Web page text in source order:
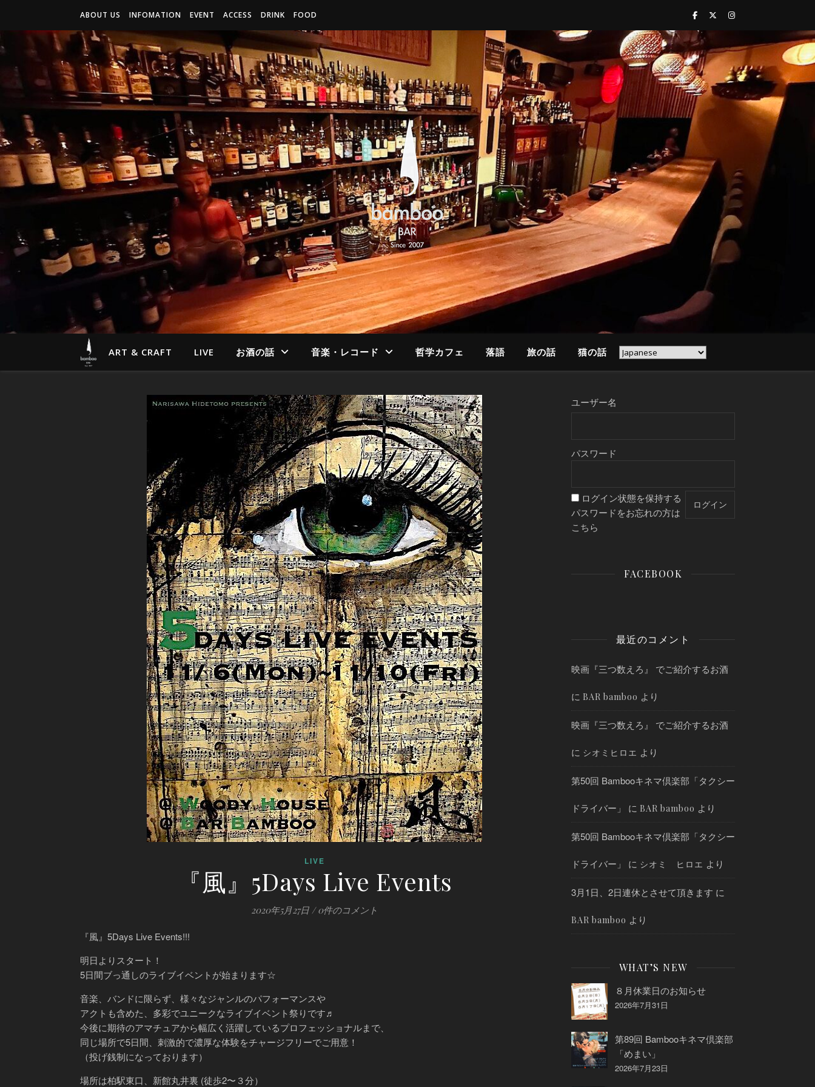
ABOUT US INFOMATION EVENT ACCESS DRINK FOOD
ART & CRAFT LIVE お酒の話 音楽・レコード 哲学カフェ 落語 旅の話 猫の話
LIVE
『風』5Days Live Events
2020年5月27日 / 0件のコメント
『風』5Days Live Events!!!
明日よりスタート！
5日間ブっ通しのライブイベントが始まります☆
音楽、バンドに限らず、様々なジャンルのパフォーマンスや
アクトも含めた、多彩でユニークなライブイベント祭りです♬
今後に期待のアマチュアから幅広く活躍しているプロフェッショナルまで、
同じ場所で5日間、刺激的で濃厚な体験をチャージフリーでご用意！
（投げ銭制になっております）
場所は柏駅東口、新館丸井裏 (徒歩2〜３分）
ユーザー名
パスワード
ログイン状態を保持する
パスワードをお忘れの方は
こちら
FACEBOOK
最近のコメント
映画『三つ数えろ』 でご紹介するお酒
に BAR bamboo より
映画『三つ数えろ』 でご紹介するお酒
に シオミヒロエ より
第50回 Bambooキネマ倶楽部「タクシー
ドライバー」 に BAR bamboo より
第50回 Bambooキネマ倶楽部「タクシー
ドライバー」 に シオミ ヒロエ より
3月1日、2日連休とさせて頂きます に
BAR bamboo より
WHAT’S NEW
８月休業日のお知らせ
2026年7月31日
第89回 Bambooキネマ倶楽部
「めまい」
2026年7月23日